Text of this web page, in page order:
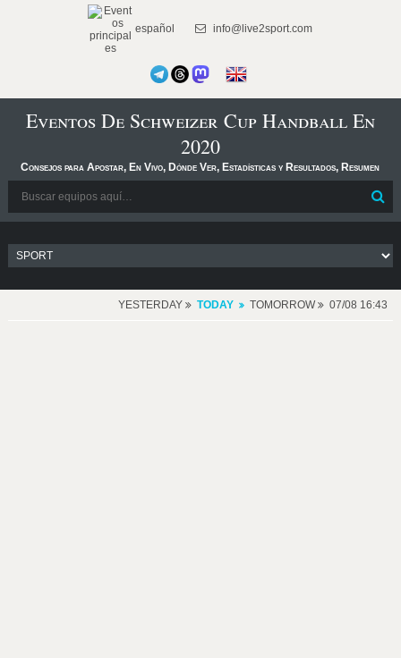
español info@live2sport.com
Eventos De Schweizer Cup Handball En
2020
Consejos para Apostar, En Vivo, Dónde Ver, Estadísticas y Resultados, Resumen
YESTERDAY TODAY TOMORROW 07/08 16:43